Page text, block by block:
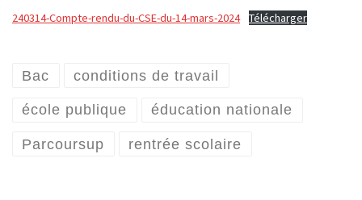
240314-Compte-rendu-du-CSE-du-14-mars-2024 Télécharger
Bac conditions de travail
école publique éducation nationale
Parcoursup rentrée scolaire